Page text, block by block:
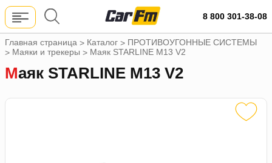
8 800 301-38-08
Главная страница > Каталог > ПРОТИВОУГОННЫЕ СИСТЕМЫ
> Маяки и трекеры > Маяк STARLINE M13 V2
Маяк STARLINE M13 V2